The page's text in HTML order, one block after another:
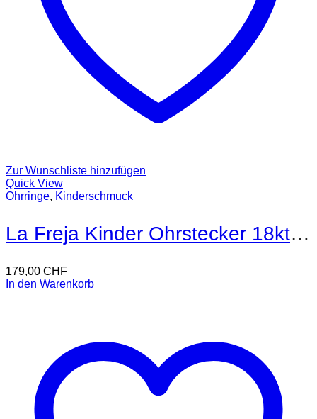
Zur Wunschliste hinzufügen
Quick View
Ohrringe, Kinderschmuck
La Freja Kinder Ohrstecker 18kt Gold
179,00 CHF
In den Warenkorb